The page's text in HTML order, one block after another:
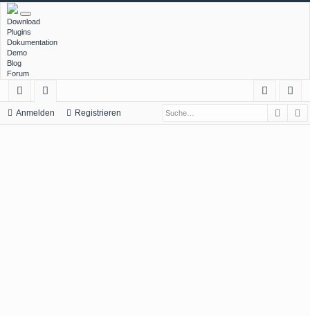
Download
Plugins
Dokumentation
Demo
Blog
Forum
ch
or
Anmelden Registrieren